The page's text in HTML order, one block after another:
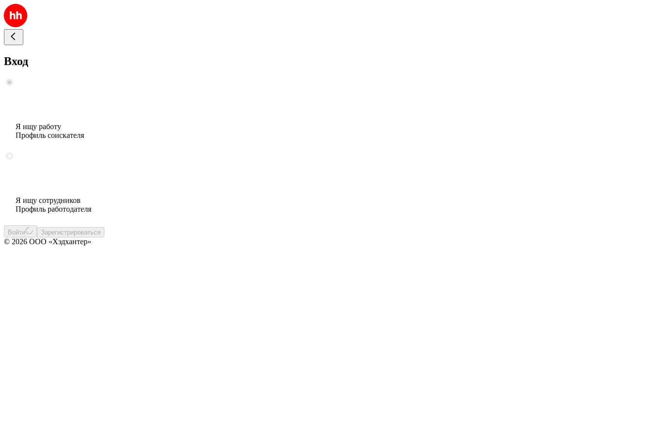
Вход
Я ищу работу
Профиль соискателя
Я ищу сотрудников
Профиль работодателя
Войти Зарегистрироваться
© 2026 ООО «Хэдхантер»